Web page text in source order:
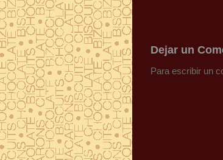
Dejar un
Para escribir un